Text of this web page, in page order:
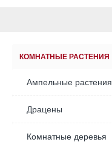
КОМНАТНЫЕ РАСТЕНИЯ
Ампельные растения
Драцены
Комнатные деревья